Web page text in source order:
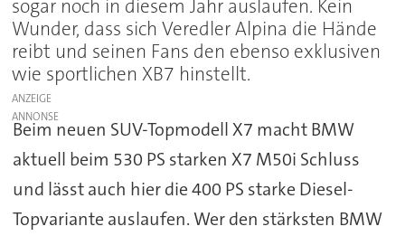
sogar noch in diesem Jahr auslaufen. Kein
Wunder, dass sich Veredler Alpina die Hände
reibt und seinen Fans den ebenso exklusiven
wie sportlichen XB7 hinstellt.
ANZEIGE
Beim neuen SUV-Topmodell X7 macht BMW
aktuell beim 530 PS starken X7 M50i Schluss
und lässt auch hier die 400 PS starke Diesel-
Topvariante auslaufen. Wer den stärksten BMW